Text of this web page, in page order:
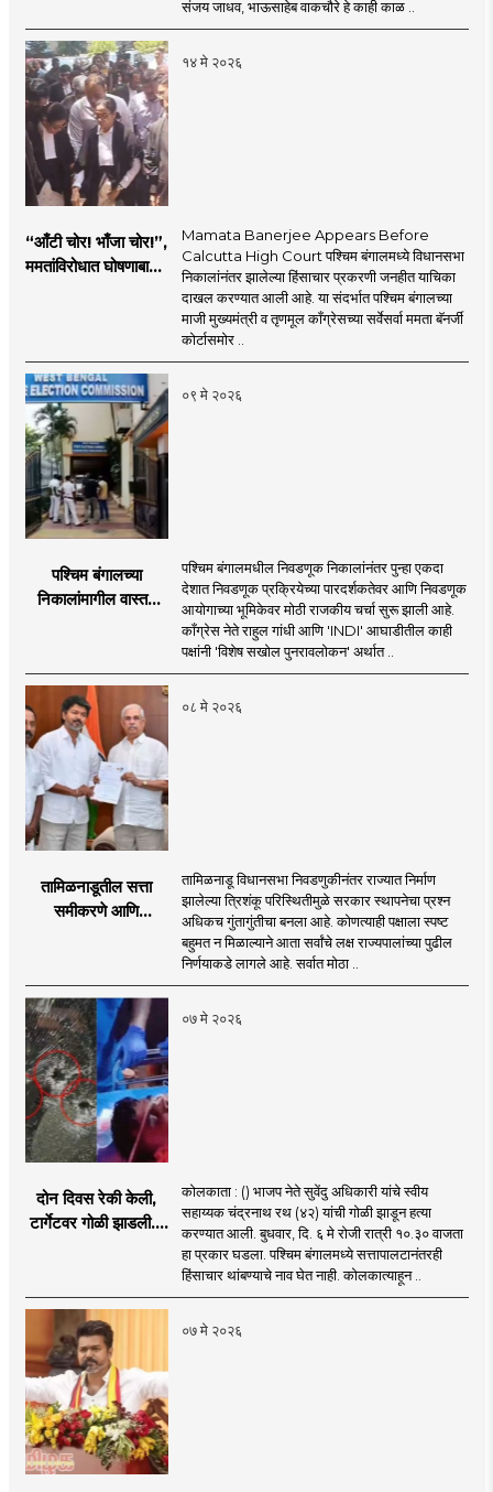
संजय जाधव, भाऊसाहेब वाकचौरे हे काही काळ ..
१४ मे २०२६
“आँटी चोर! भाँजा चोर!”,
ममतांविरोधात घोषणाबाजी,
Mamata Banerjee Appears Before
Calcutta High Court पश्चिम बंगालमध्ये विधानसभा
निकालांनंतर झालेल्या हिंसाचार प्रकरणी जनहीत याचिका
दाखल करण्यात आली आहे. या संदर्भात पश्चिम बंगालच्या
माजी मुख्यमंत्री व तृणमूल काँग्रेसच्या सर्वेसर्वा ममता बॅनर्जी
कोर्टासमोर ..
०९ मे २०२६
पश्चिम बंगालच्या
निकालांमागील वास्तव
पश्चिम बंगालमधील निवडणूक निकालांनंतर पुन्हा एकदा
देशात निवडणूक प्रक्रियेच्या पारदर्शकतेवर आणि निवडणूक
आयोगाच्या भूमिकेवर मोठी राजकीय चर्चा सुरू झाली आहे.
काँग्रेस नेते राहुल गांधी आणि 'INDI' आघाडीतील काही
पक्षांनी 'विशेष सखोल पुनरावलोकन' अर्थात ..
०८ मे २०२६
तामिळनाडूतील सत्ता
समीकरणे आणि
स्थापनेचा पेच आणि
राज्यपालांच्या भूमिकेभोवती
रंगलेली चर्चा
तामिळनाडू विधानसभा निवडणुकीनंतर राज्यात निर्माण
झालेल्या त्रिशंकू परिस्थितीमुळे सरकार स्थापनेचा प्रश्न
अधिकच गुंतागुंतीचा बनला आहे. कोणत्याही पक्षाला स्पष्ट
बहुमत न मिळाल्याने आता सर्वांचे लक्ष राज्यपालांच्या पुढील
निर्णयाकडे लागले आहे. सर्वात मोठा ..
०७ मे २०२६
दोन दिवस रेकी केली,
टार्गेटवर गोळी झाडली...
मर्डर?
कोलकाता : () भाजप नेते सुवेंदु अधिकारी यांचे स्वीय
सहाय्यक चंद्रनाथ रथ (४२) यांची गोळी झाडून हत्या
करण्यात आली. बुधवार, दि. ६ मे रोजी रात्री १०.३० वाजता
हा प्रकार घडला. पश्चिम बंगालमध्ये सत्तापालटानंतरही
हिंसाचार थांबण्याचे नाव घेत नाही. कोलकात्याहून ..
०७ मे २०२६